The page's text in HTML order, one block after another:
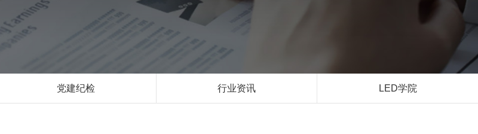
党建纪检 行业资讯 LED学院